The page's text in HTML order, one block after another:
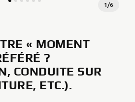
1/6
« MOMENT
?
CONDUITE SUR
ETC.).